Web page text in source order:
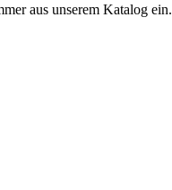
aus unserem Katalog ein.